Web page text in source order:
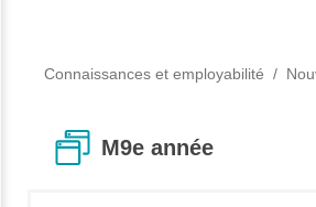
Connaissances et employabilité
M9e année